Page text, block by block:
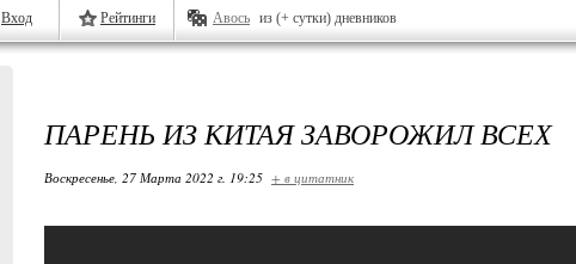
Вход Рейтинги Авось из (+ сутки) дневников
ПАРЕНЬ ИЗ КИТАЯ ЗАВОРОЖИЛ ВСЕХ
Воскресенье, 27 Марта 2022 г. 19:25 + в цитатник